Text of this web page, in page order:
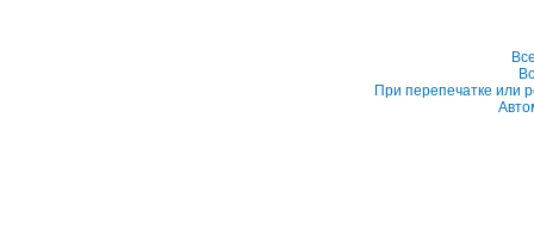
При перепечатке или